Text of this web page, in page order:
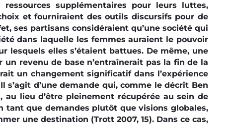
supplémentaires pour leurs luttes,
et fourniraient des outils discursifs pour de
ses partisans considéraient qu’une société qui
dans laquelle les femmes auraient le pouvoir
lesquels elles s’étaient battues. De même, une
revenu de base n’entraînerait pas la fin de la
un changement significatif dans l’expérience
d’une demande qui, comme le décrit Ben
lieu d’être pleinement récupérée au sein de
tant que demandes plutôt que visions globales,
une destination (Trott 2007, 15). Dans ce cas,